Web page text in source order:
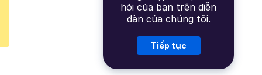
hỏi của bạn trên diễn
đàn của chúng tôi.
Tiếp tục